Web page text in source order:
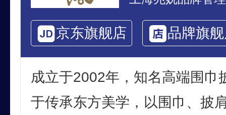
京东旗舰店 品牌旗
成立于2002年，知名高端围巾
于传承东方美学，以围巾、披